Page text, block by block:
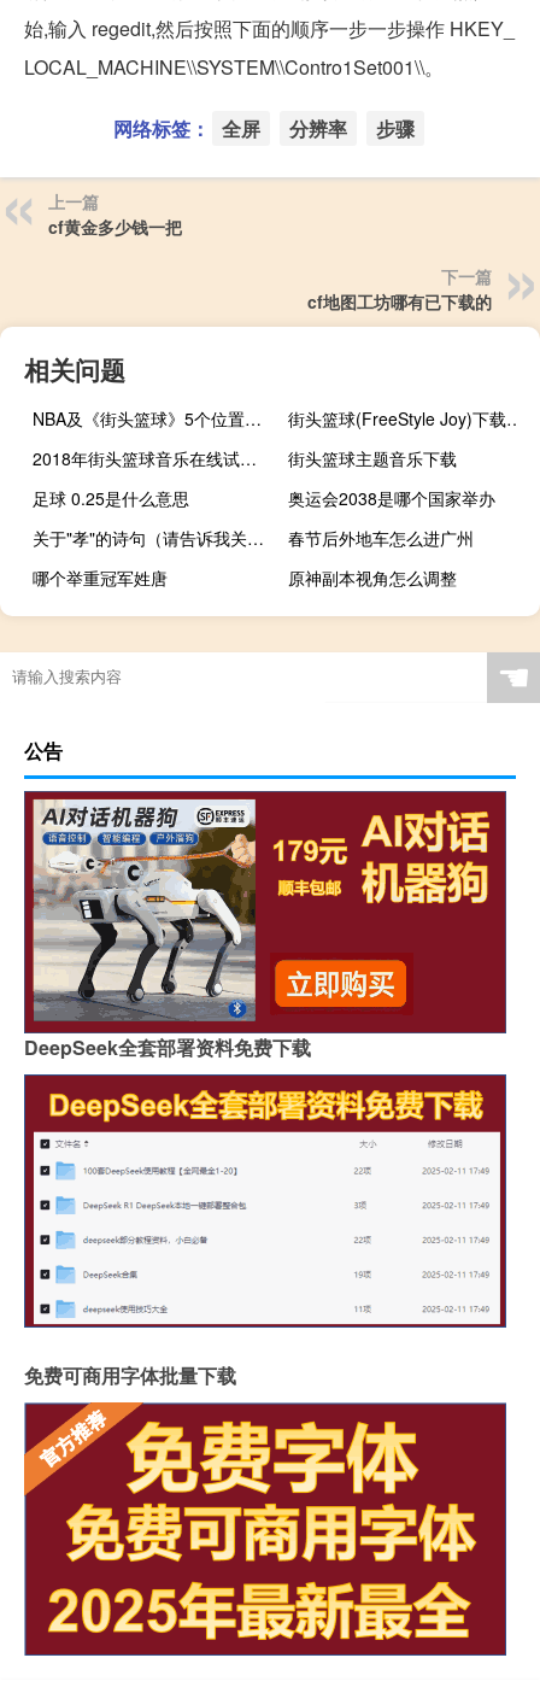
始,输入 regedit,然后按照下面的顺序一步一步操作 HKEY_
LOCAL_MACHINE\\SYSTEM\\Contro1Set001\\。
网络标签： 全屏 分辨率 步骤
上一篇
cf黄金多少钱一把
下一篇
cf地图工坊哪有已下载的
相关问题
NBA及《街头篮球》5个位置的详细介绍
街头篮球(FreeStyle Joy)下载(电脑、安卓和IOS所有版本)
2018年街头篮球音乐在线试听及下载
街头篮球主题音乐下载
足球 0.25是什么意思
奥运会2038是哪个国家举办
关于"孝"的诗句（请告诉我关于 ldquo 孝 rdquo 的诗句）
春节后外地车怎么进广州
哪个举重冠军姓唐
原神副本视角怎么调整
运动场直跑道长多少
2021篮球全运会直播在哪看
有没有从长沙去云南过年
艾尔登法环眷属位置 ☚
公告
DeepSeek全套部署资料免费下载
免费可商用字体批量下载